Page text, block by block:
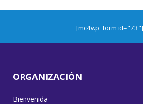
[mc4wp_form id="73"]
ORGANIZACIÓN
Bienvenida